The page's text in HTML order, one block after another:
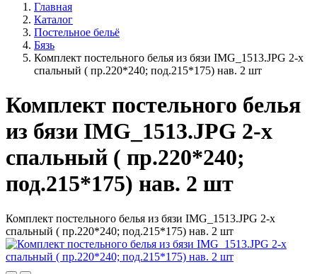
Главная
Каталог
Постельное бельё
Бязь
Комплект постельного белья из бязи IMG_1513.JPG 2-х
спальный ( пр.220*240; под.215*175) нав. 2 шт
Комплект постельного белья
из бязи IMG_1513.JPG 2-х
спальный ( пр.220*240;
под.215*175) нав. 2 шт
Комплект постельного белья из бязи IMG_1513.JPG 2-х
спальный ( пр.220*240; под.215*175) нав. 2 шт